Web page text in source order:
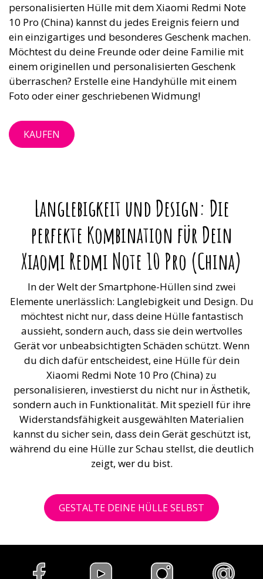
personalisierten Hülle mit dem Xiaomi Redmi Note
10 Pro (China) kannst du jedes Ereignis feiern und
ein einzigartiges und besonderes Geschenk machen.
Möchtest du deine Freunde oder deine Familie mit
einem originellen und personalisierten Geschenk
überraschen? Erstelle eine Handyhülle mit einem
Foto oder einer geschriebenen Widmung!
KAUFEN
Langlebigkeit und Design: Die
perfekte Kombination für Dein
Xiaomi Redmi Note 10 Pro (China)
In der Welt der Smartphone-Hüllen sind zwei
Elemente unerlässlich: Langlebigkeit und Design. Du
möchtest nicht nur, dass deine Hülle fantastisch
aussieht, sondern auch, dass sie dein wertvolles
Gerät vor unbeabsichtigten Schäden schützt. Wenn
du dich dafür entscheidest, eine Hülle für dein
Xiaomi Redmi Note 10 Pro (China) zu
personalisieren, investierst du nicht nur in Ästhetik,
sondern auch in Funktionalität. Mit speziell für ihre
Widerstandsfähigkeit ausgewählten Materialien
kannst du sicher sein, dass dein Gerät geschützt ist,
während du eine Hülle zur Schau stellst, die deutlich
zeigt, wer du bist.
GESTALTE DEINE HÜLLE SELBST